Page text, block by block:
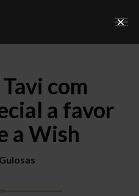
com
a favor
a Wish
×